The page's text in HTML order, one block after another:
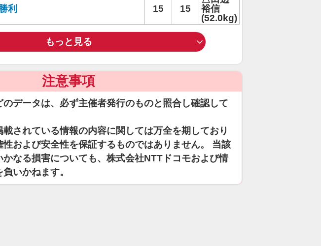
利 15 15
裕信
(52.0kg)
もっと見る
注意事項
データは、必ず主催者発行のものと照合し確認して
されている情報の内容に関しては万全を期しており
性および安全性を保証するものではありません。 当該
なる損害についても、株式会社NTTドコモおよび情
いかねます。